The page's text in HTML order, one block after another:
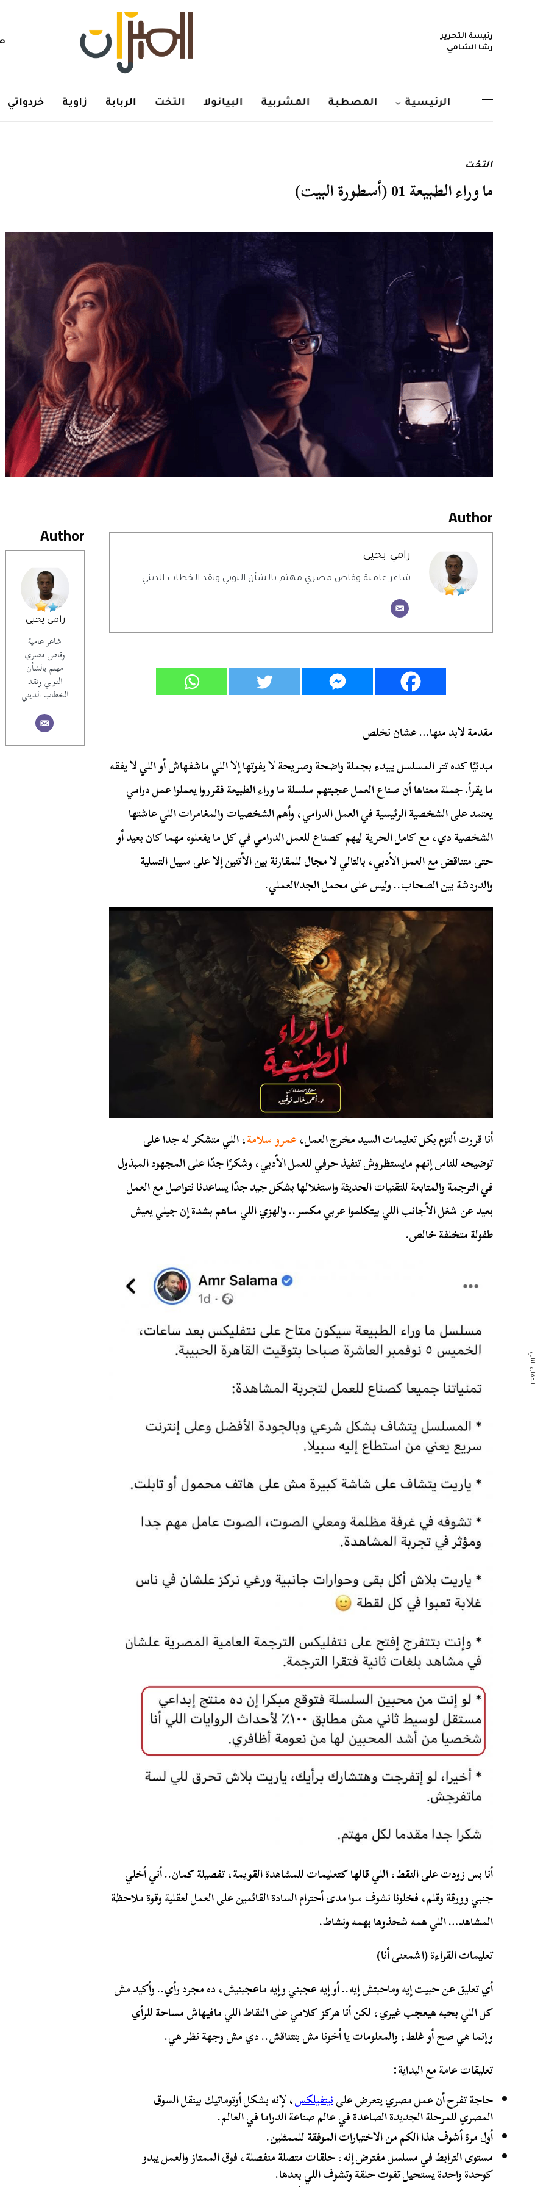
رئيسة التحرير
رشا الشامي
الرئيسية المصطبة المشربية البيانولا التخت الربابة زاوية خردواتي
التخت
ما وراء الطبيعة 01 (أسطورة البيت)
Author
رامي يحيى
شاعر عامية
وقاص مصري
مهتم بالشأن
النوبي ونقد
الخطاب الديني
Author
رامي يحيى
شاعر عامية وقاص مصري مهتم بالشأن النوبي ونقد الخطاب الديني
مقدمة لابد منها… عشان نخلص
مبدئيًا كده تتر المسلسل بيبدء بجملة واضحة وصريحة لا يفوتها إلا اللي ماشفهاش أو اللي لا يفقه
ما يقرأ. جملة معناها أن صناع العمل عجبتهم سلسلةما وراء الطبيعةفقرروا يعملوا عمل درامي
يعتمد على الشخصية الرئيسية في العمل الدرامي، وأهم الشخصيات والمغامرات اللي عاشتها
الشخصية دي، مع كامل الحرية ليهم كصناع للعمل الدرامي في كل ما يفعلوه مهما كان بعيد أو
حتى متناقض مع العمل الأدبي، بالتالي لا مجال للمقارنة بين الأتنين إلا على سبيل التسلية
والدردشة بين الصحاب.. وليس على محمل الجد/العملي.
أنا قررت ألتزم بكل تعليمات السيد مخرج العمل،عمرو سلامة، اللي متشكر له جدا على
توضيحه للناس إنهم مايستظروش تنفيذ حرفي للعمل الأدبي، وشكرًا جدًا على المجهود المبذول
في الترجمة والمتابعة للتقنيات الحديثة واستغلالها بشكل جيد جدًا يساعدنا نتواصل مع العمل
بعيد عن شغل الأجانب اللي بيتكلموا عربي مكسر.. والهزي اللي ساهم بشدة إن جيلي يعيش
طفولة متخلفة خالص.
أنا بس زودت على النقط، اللي قالها كتعليمات للمشاهدة القويمة، تفصيلة كمان.. أني أخلي
جنبي وورقة وقلم، فخلونا نشوف سوا مدى أحترام السادة القائمين على العمل لعقلية وقوة ملاحظة
المشاهد… اللي همه شحذوها بهمه ونشاط.
تعليمات القراءة (اشمعنى أنا)
أي تعليق عن حبيت إيه وماحبتش إيه.. أو إيه عجبني وإيه ماعجبنيش، ده مجرد رأي.. وأكيد مش
كل اللي بحبه هيعجب غيري، لكن أنا هركز كلامي على النقاط اللي مافيهاش مساحة للرأي
وإنما هي صح أو غلط، والمعلومات يا أخونا مش بتتناقش.. دي مش وجهة نظر هي.
تعليقات عامة مع البداية:
حاجة تفرح أن عمل مصري يتعرض علىنيتفيلكس، لإنه بشكل أوتوماتيك بينقل السوق
المصري للمرحلة الجديدة الصاعدة في عالم صناعة الدراما في العالم.
أول مرة أشوف هذا الكم من الاختيارات الموفقة للممثلين.
مستوى الترابط في مسلسل مفترض إنه، حلقات متصلة منفصلة، فوق الممتاز والعمل يبدو
كوحدة واحدة يستحيل تفوت حلقة وتشوف اللي بعدها.
المقال التالي